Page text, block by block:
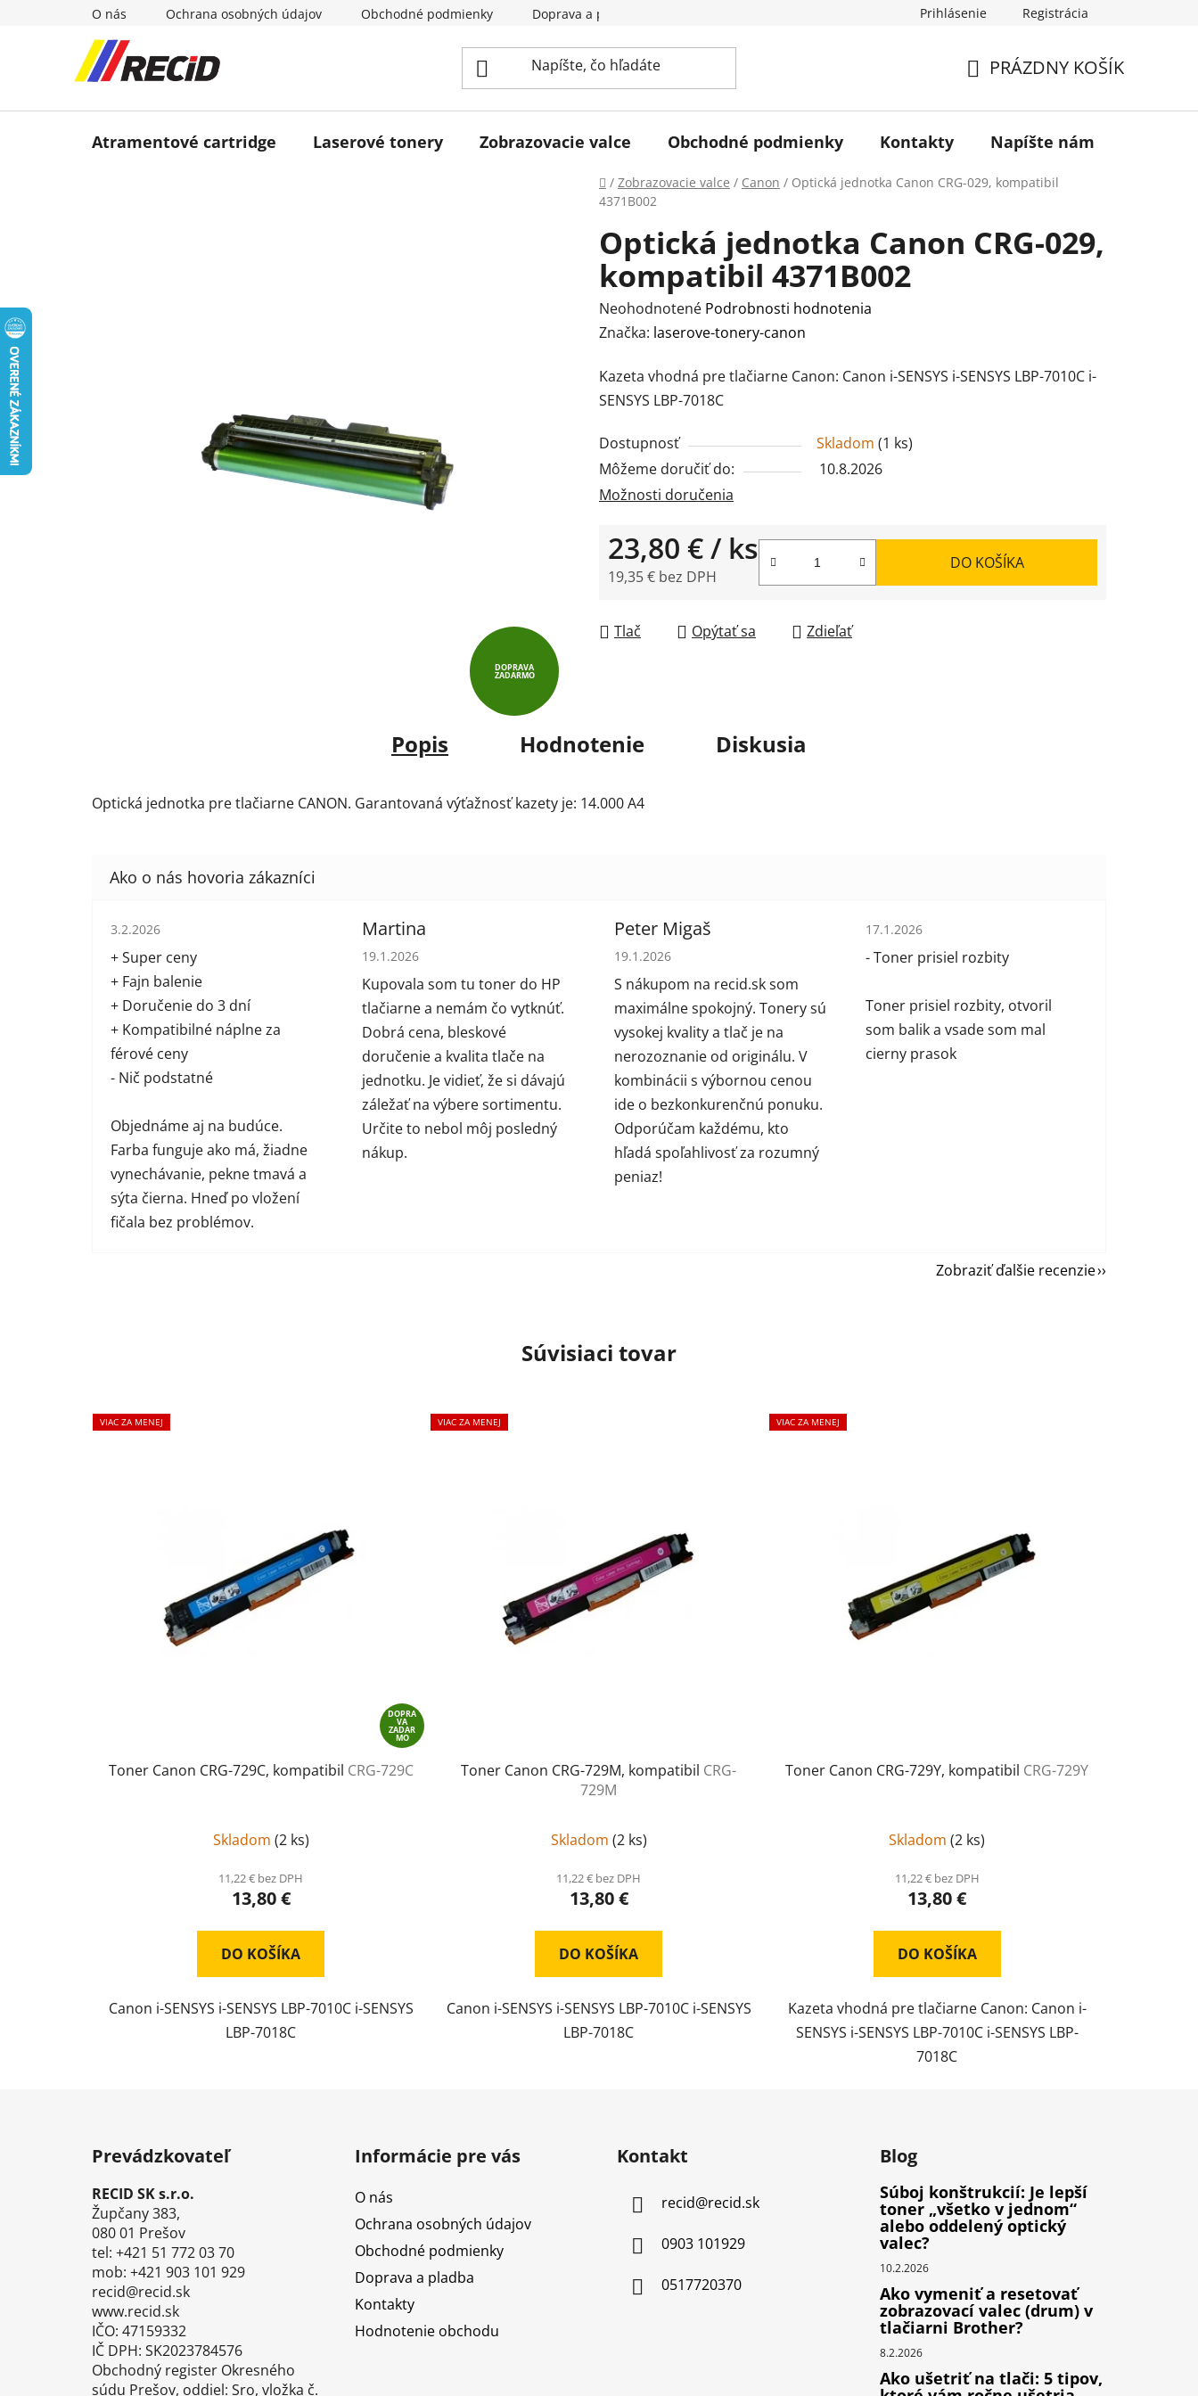
O nás Ochrana osobných údajov Obchodné podmienky Doprava a pladba Prihlásenie Registrácia
KOŠÍK
PRÁZDNY KOŠÍK
Atramentové cartridge Laserové tonery Zobrazovacie valce Obchodné podmienky Kontakty Napíšte nám
Domov
/ Zobrazovacie valce / Canon / Optická jednotka Canon CRG-029, kompatibil
4371B002
Optická jednotka Canon CRG-029,
kompatibil 4371B002
Priemerné
hodnotenie
je
0,0
5
hviezdičiek.
Neohodnotené Podrobnosti hodnotenia
Značka: laserove-tonery-canon
Kazeta vhodná pre tlačiarne Canon: Canon i-SENSYS i-SENSYS LBP-7010C i-
SENSYS LBP-7018C
Dostupnosť Skladom (1 ks)
Môžeme doručiť do:
10.8.2026
Možnosti doručenia
23,80 €/ ks
19,35 € bez DPH
DO KOŠÍKA
Tlač Opýtať sa Zdieľať
DOPRAVA
ZADARMO
Popis Hodnotenie Diskusia
Optická jednotka pre tlačiarne CANON. Garantovaná výťažnosť kazety je: 14.000 A4
Hodnotenie obchodu je 5 z 5 hviezdičiek.
3.2.2026
+ Super ceny
+ Fajn balenie
+ Doručenie do 3 dní
+ Kompatibilné náplne za
férové ceny
- Nič podstatné
Objednáme aj na budúce.
Farba funguje ako má, žiadne
vynechávanie, pekne tmavá a
sýta čierna. Hneď po vložení
fičala bez problémov.
Martina
Hodnotenie obchodu je 5 z 5 hviezdičiek.
19.1.2026
Kupovala som tu toner do HP
tlačiarne a nemám čo vytknúť.
Dobrá cena, bleskové
doručenie a kvalita tlače na
jednotku. Je vidieť, že si dávajú
záležať na výbere sortimentu.
Určite to nebol môj posledný
nákup.
Peter Migaš
Hodnotenie obchodu je 5 z 5 hviezdičiek.
19.1.2026
S nákupom na recid.sk som
maximálne spokojný. Tonery sú
vysokej kvality a tlač je na
nerozoznanie od originálu. V
kombinácii s výbornou cenou
ide o bezkonkurenčnú ponuku.
Odporúčam každému, kto
hľadá spoľahlivosť za rozumný
peniaz!
Hodnotenie obchodu je 1 z 5 hviezdičiek.
17.1.2026
- Toner prisiel rozbity
Toner prisiel rozbity, otvoril
som balik a vsade som mal
cierny prasok
Zobraziť ďalšie recenzie
Súvisiaci tovar
VIAC ZA MENEJ
DOPRA
VA
ZADAR
MO
Toner Canon CRG-729C, kompatibil CRG-729C
Skladom (2 ks)
11,22 € bez DPH
13,80 €
DO KOŠÍKA
Canon i-SENSYS i-SENSYS LBP-7010C i-SENSYS
LBP-7018C
VIAC ZA MENEJ
Toner Canon CRG-729M, kompatibil CRG-
729M
Skladom (2 ks)
11,22 € bez DPH
13,80 €
DO KOŠÍKA
Canon i-SENSYS i-SENSYS LBP-7010C i-SENSYS
LBP-7018C
VIAC ZA MENEJ
Toner Canon CRG-729Y, kompatibil CRG-729Y
Skladom(2 ks)
11,22 € bez DPH
13,80 €
DO KOŠÍKA
Kazeta vhodná pre tlačiarne Canon: Canon i-
SENSYS i-SENSYS LBP-7010C i-SENSYS LBP-
7018C
Prevádzkovateľ
RECID SK s.r.o.
Župčany 383,
080 01 Prešov
tel: +421 51 772 03 70
mob: +421 903 101 929
recid@recid.sk
www.recid.sk
IČO: 47159332
IČ DPH: SK2023784576
Obchodný register Okresného
súdu Prešov, oddiel: Sro, vložka č.
Informácie pre vás
O nás
Ochrana osobných údajov
Obchodné podmienky
Doprava a pladba
Kontakty
Hodnotenie obchodu
Kontakt
recid@recid.sk
0903 101929
0517720370
Blog
Súboj konštrukcií: Je lepší
toner „všetko v jednom“
alebo oddelený optický
valec?
10.2.2026
Ako vymeniť a resetovať
zobrazovací valec (drum) v
tlačiarni Brother?
8.2.2026
Ako ušetriť na tlači: 5 tipov,